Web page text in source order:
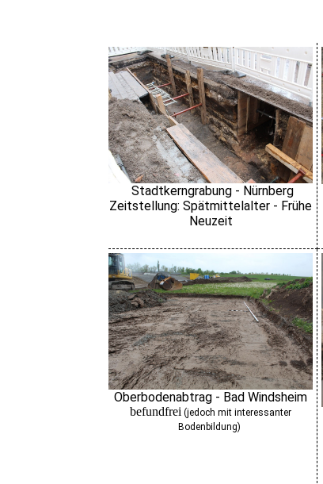
Stadtkerngrabung - Nürnberg
Zeitstellung: Spätmittelalter - Frühe
Neuzeit
Oberbodenabtrag - Bad Windsheim
befundfrei (jedoch mit interessanter
Bodenbildung)